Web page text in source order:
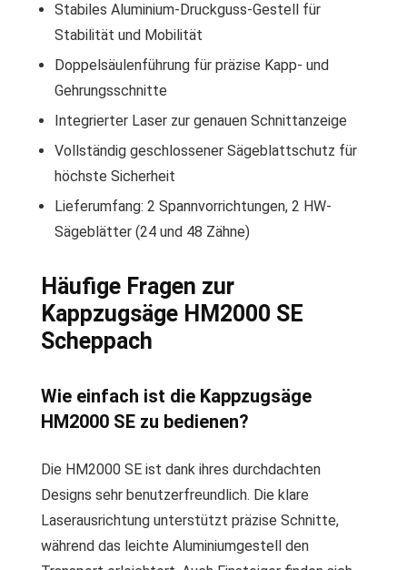
Stabiles Aluminium-Druckguss-Gestell für
Stabilität und Mobilität
Doppelsäulenführung für präzise Kapp- und
Gehrungsschnitte
Integrierter Laser zur genauen Schnittanzeige
Vollständig geschlossener Sägeblattschutz für
höchste Sicherheit
Lieferumfang: 2 Spannvorrichtungen, 2 HW-
Sägeblätter (24 und 48 Zähne)
Häufige Fragen zur
Kappzugsäge HM2000 SE
Scheppach
Wie einfach ist die Kappzugsäge
HM2000 SE zu bedienen?
Die HM2000 SE ist dank ihres durchdachten
Designs sehr benutzerfreundlich. Die klare
Laserausrichtung unterstützt präzise Schnitte,
während das leichte Aluminiumgestell den